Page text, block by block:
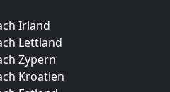
Irland
Lettland
Zypern
Kroatien